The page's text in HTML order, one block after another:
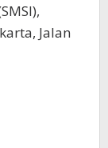
Jalan